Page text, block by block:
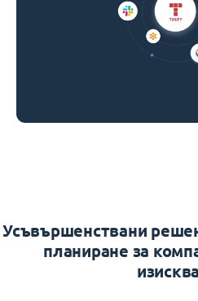
Усъвършенствани
планиране за